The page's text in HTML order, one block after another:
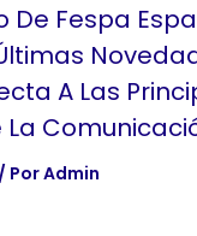
De Fespa
A Las
La
/ PorAdmin